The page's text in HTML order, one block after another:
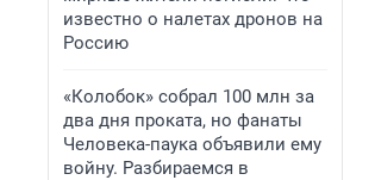
известно о налетах дронов на
Россию
«Колобок» собрал 100 млн за
два дня проката, но фанаты
Человека-паука объявили ему
войну. Разбираемся в